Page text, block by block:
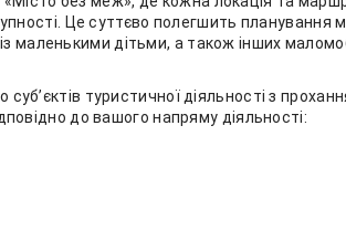
Це суттєво полегшить планування
із маленькими дітьми, а також інших
туристичної діяльності з
до вашого напряму діяльності: